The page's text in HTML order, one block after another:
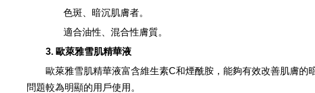
色斑、暗沉肌膚者。
適合油性、混合性膚質。
3. 歐萊雅雪肌精華液
歐萊雅雪肌精華液富含維生素C和煙酰胺，能夠有效改善肌膚
問題較為明顯的用戶使用。